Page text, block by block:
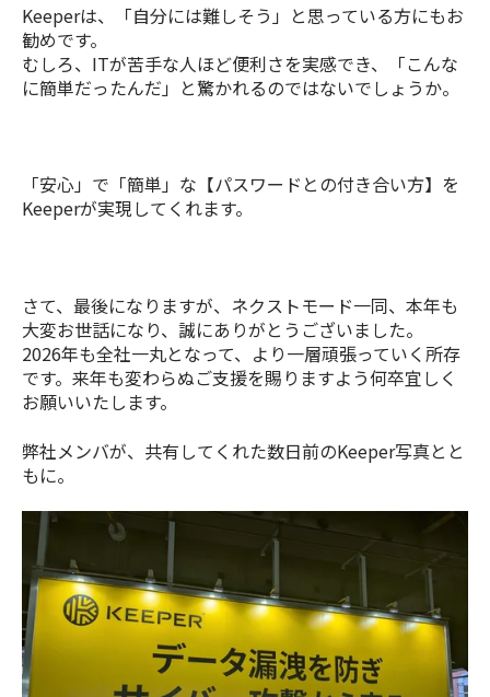
Keeperは、「自分には難しそう」と思っている方にもお
勧めです。
むしろ、ITが苦手な人ほど便利さを実感でき、「こんな
に簡単だったんだ」と驚かれるのではないでしょうか。
「安心」で「簡単」な【パスワードとの付き合い方】を
Keeperが実現してくれます。
さて、最後になりますが、ネクストモード一同、本年も
大変お世話になり、誠にありがとうございました。
2026年も全社一丸となって、より一層頑張っていく所存
です。 来年も変わらぬご支援を賜りますよう何卒宜しく
お願いいたします。
弊社メンバが、共有してくれた数日前のKeeper写真とと
もに。